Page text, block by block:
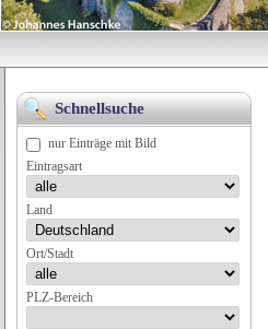
Schnellsuche
nur Einträge mit Bild
Eintragsart
Land
Ort/Stadt
PLZ-Bereich